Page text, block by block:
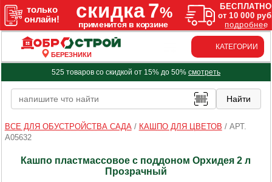
БЕРЕЗНИКИ
КАТЕГОРИИ
525 товаров со скидкой от 15% до 50% смотреть
ВСЕ ДЛЯ ОБУСТРОЙСТВА САДА/ КАШПО ДЛЯ ЦВЕТОВ / АРТ.
A05632
Кашпо пластмассовое с поддоном Орхидея 2 л
Прозрачный